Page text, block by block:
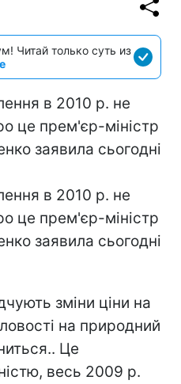
Читай только суть из
в 2010 р. не
це прем'єр-міністр
заявила сьогодні
в 2010 р. не
це прем'єр-міністр
заявила сьогодні
зміни ціни на
на природний
Це
весь 2009 р.